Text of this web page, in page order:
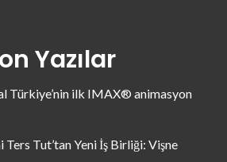
Yazılar
Türkiye’nin ilk IMAX® animasyon
Tut’tan Yeni İş Birliği: Vişne